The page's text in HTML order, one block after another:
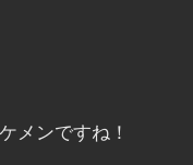
メンですね！